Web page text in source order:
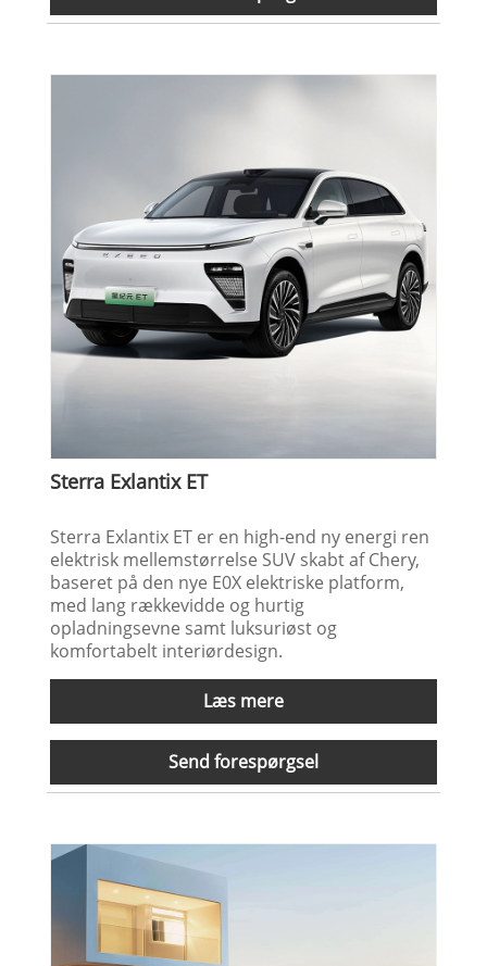
Sterra Exlantix ET
Sterra Exlantix ET er en high-end ny energi ren
elektrisk mellemstørrelse SUV skabt af Chery,
baseret på den nye E0X elektriske platform,
med lang rækkevidde og hurtig
opladningsevne samt luksuriøst og
komfortabelt interiørdesign.
Læs mere
Send forespørgsel